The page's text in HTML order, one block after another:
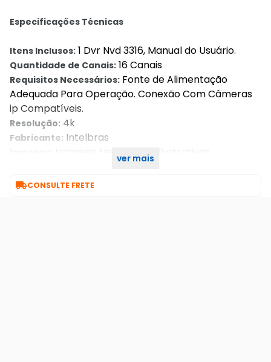
Especificações Técnicas
Itens Inclusos: 1 Dvr Nvd 3316, Manual do Usuário.
Quantidade de Canais: 16 Canais
Requisitos Necessários: Fonte de Alimentação
Adequada Para Operação. Conexão Com Câmeras
ip Compatíveis.
Resolução: 4k
Fabricante: Intelbras
Imagens Meramente Ilustrativas.
ver mais
CONSULTE FRETE